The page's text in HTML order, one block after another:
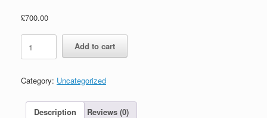
£700.00
Şişme
Tırmanma
Kiralama
Add to cart
Category: Uncategorized
Description Reviews (0)